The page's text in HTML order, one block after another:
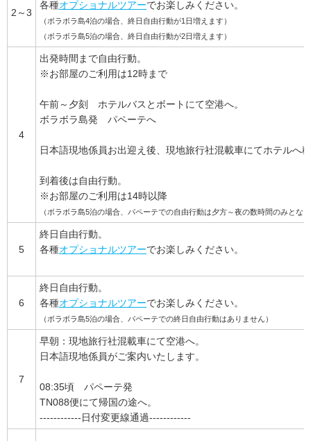
2～3
各種オプショナルツアーでお楽しみください。
（ボラボラ島4泊の場合、終日自由行動が1日増えます）
（ボラボラ島5泊の場合、終日自由行動が2日増えます）
4
出発時間まで自由行動。
※お部屋のご利用は12時まで
午前～夕刻 ホテルバスとボートにて空港へ。
ボラボラ島発 パペーテへ
日本語現地係員お出迎え後、現地旅行社混載車にてホテルへ
到着後は自由行動。
※お部屋のご利用は14時以降
（ボラボラ島5泊の場合、パペーテでの自由行動は夕方～夜の数時間のみとな
5
終日自由行動。
各種オプショナルツアーでお楽しみください。
6
終日自由行動。
各種オプショナルツアーでお楽しみください。
（ボラボラ島5泊の場合、パペーテでの終日自由行動はありません）
7
早朝：現地旅行社混載車にて空港へ。
日本語現地係員がご案内いたします。
08:35頃 パペーテ発
TN088便にて帰国の途へ。
------------日付変更線通過------------